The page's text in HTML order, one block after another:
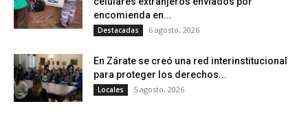
encomienda en...
Destacadas 6 agosto, 2026
En Zárate se creó una red interinstitucional
para proteger los derechos...
Locales 5 agosto, 2026